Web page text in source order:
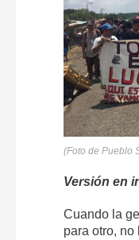
(Foto de Pueblo
Versión en
Cuando la
para otro, no